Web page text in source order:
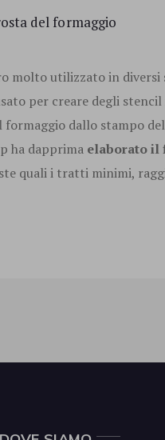
del formaggio
molto utilizzato in
per creare degli
dallo stampo
ha dapprima elaborato il
quali i tratti minimi,